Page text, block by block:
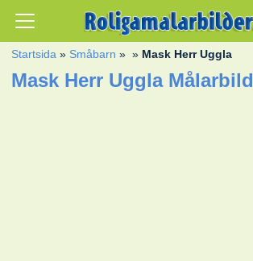
Startsida » Småbarn » » Mask Herr Uggla
Mask Herr Uggla Målarbild